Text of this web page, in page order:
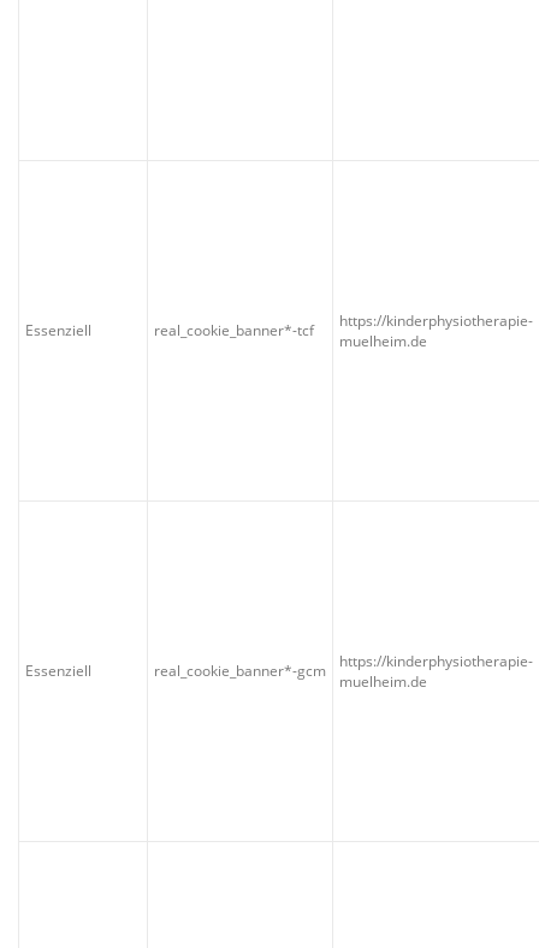
Essenziell real_cookie_banner*-tcf
https://kinderphysiotherapie-
muelheim.de
Essenziell real_cookie_banner*-gcm
https://kinderphysiotherapie-
muelheim.de